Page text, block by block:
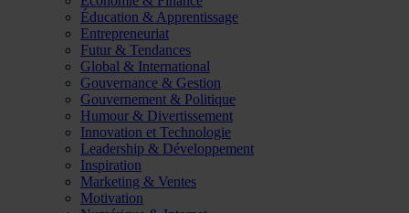
Éducation & Apprentissage
Entrepreneuriat
Futur & Tendances
Global & International
Gouvernance & Gestion
Gouvernement & Politique
Humour & Divertissement
Innovation et Technologie
Leadership & Développement
Inspiration
Marketing & Ventes
Motivation